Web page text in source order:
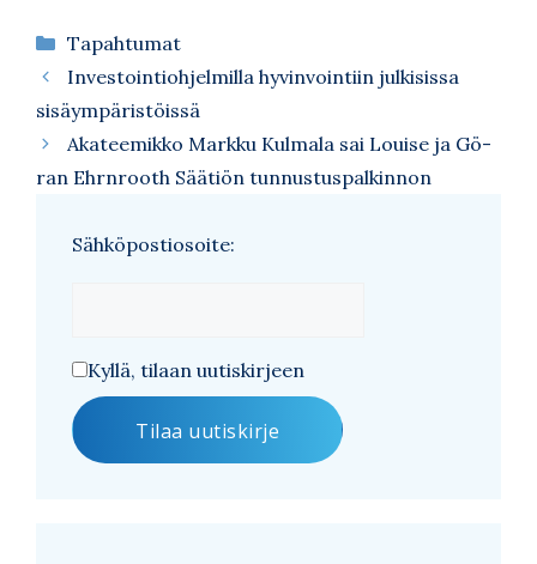
Kategoriat
Tapahtumat
Investointiohjelmilla hyvinvointiin julkisissa
sisäympäristöissä
Aka­tee­mik­ko Mark­ku Kul­ma­la sai Lo­ui­se ja Gö­
ran Ehrn­rooth Sää­tiön tun­nus­tus­pal­kin­non
Sähköpostiosoite:
Kyllä, tilaan uutiskirjeen